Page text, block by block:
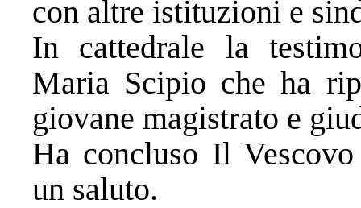
con altre istituzioni e
In cattedrale la
Maria Scipio che ha
giovane magistrato e
Ha concluso Il
un saluto.